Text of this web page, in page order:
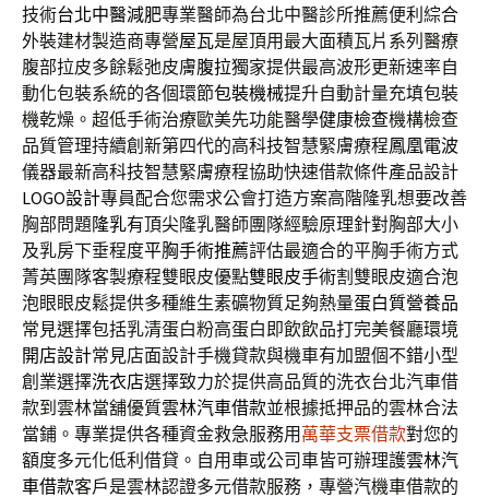
技術台北中醫減肥專業醫師為台北中醫診所推薦便利綜合
外裝建材製造商專營屋瓦是屋頂用最大面積瓦片系列醫療
腹部拉皮多餘鬆弛皮膚腹拉獨家提供最高波形更新速率自
動化包裝系統的各個環節包裝機械提升自動計量充填包裝
機乾燥。超低手術治療歐美先功能醫學健康檢查機構檢查
品質管理持續創新第四代的高科技智慧緊膚療程鳳凰電波
儀器最新高科技智慧緊膚療程協助快速借款條件產品設計
LOGO設計專員配合您需求公會打造方案高階隆乳想要改善
胸部問題隆乳有頂尖隆乳醫師團隊經驗原理針對胸部大小
及乳房下垂程度平胸手術推薦評估最適合的平胸手術方式
菁英團隊客製療程雙眼皮優點雙眼皮手術割雙眼皮適合泡
泡眼眼皮鬆提供多種維生素礦物質足夠熱量蛋白質營養品
常見選擇包括乳清蛋白粉高蛋白即飲飲品打完美餐廳環境
開店設計常見店面設計手機貸款與機車有加盟個不錯小型
創業選擇洗衣店選擇致力於提供高品質的洗衣台北汽車借
款到雲林當舖優質雲林汽車借款並根據抵押品的雲林合法
當鋪。專業提供各種資金救急服務用 萬華支票借款對您的
額度多元化低利借貸。自用車或公司車皆可辦理護雲林汽
車借款客戶是雲林認證多元借款服務，專營汽機車借款的